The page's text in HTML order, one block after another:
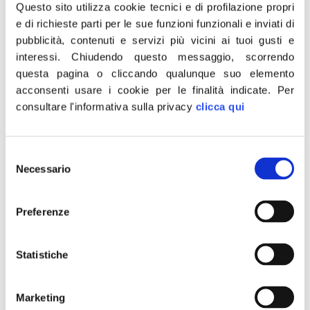
Questo sito utilizza cookie tecnici e di profilazione propri
e di richieste parti per le sue funzioni funzionali e inviati di
pubblicità, contenuti e servizi più vicini ai tuoi gusti e
interessi.Chiudendo questo messaggio, scorrendo
questa pagina o cliccando qualunque suo elemento
acconsenti usare i cookie per le finalità indicate. Per
consultare l'informativa sulla privacy clicca qui
delNecessario
Preferenze
Statistiche
Marketing
perde un poeta, noi
perdiamo un fratello
“Siamo profondamente addolorati per l’improvvisa
scomparsa di Massimo Pedroni, intellettuale, scrittore,
poeta già componente del Cda del Teatro di Roma e